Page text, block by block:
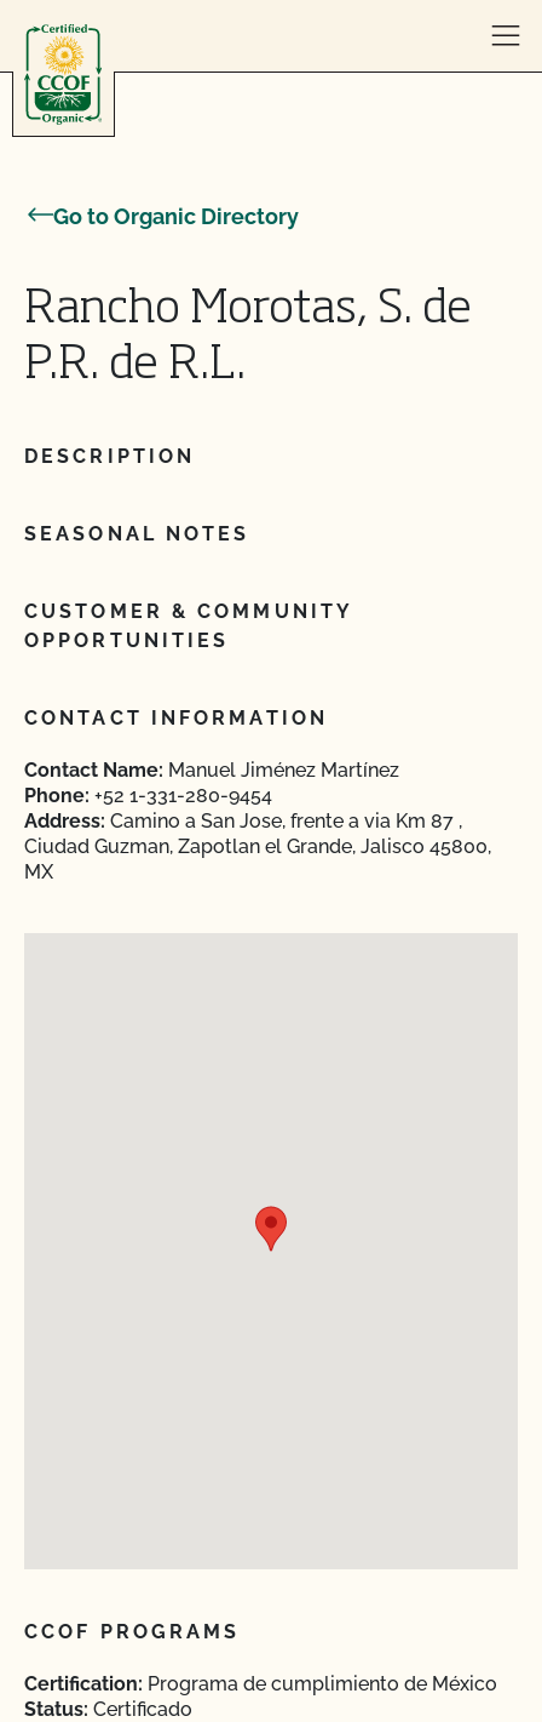
Go to Organic Directory
Rancho Morotas, S. de
P.R. de R.L.
DESCRIPTION
SEASONAL NOTES
CUSTOMER & COMMUNITY
OPPORTUNITIES
CONTACT INFORMATION
Contact Name: Manuel Jiménez Martínez
Phone: +52 1-331-280-9454
Address: Camino a San Jose, frente a via Km 87 ,
Ciudad Guzman, Zapotlan el Grande, Jalisco 45800,
MX
CCOF PROGRAMS
Certification: Programa de cumplimiento de México
Status: Certificado